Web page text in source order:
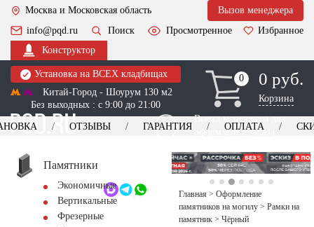
Москва и Московская область
Вызов менеджера
info@pqd.ru
Поиск Просмотренное
Избранное
Конструктор
Установка на ВСЕХ кладбищах
Китай-Город - Шоурум 130 м2
Без выходных : с 9:00 до 21:00
0
0 0 руб.
Корзина
Выезд менеджера для
оформления заказа
+7 (495) 518-44-23
Обратный звонок
ОТЗЫВЫ ГАРАНТИЯ ОПЛАТА
Памятники
Экономичные
Вертикальные
Фрезерные
Главная > Оформление
памятников на могилу > Рамки на
памятник > Чёрный